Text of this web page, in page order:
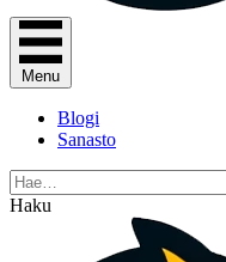
Menu
Blogi
Sanasto
Haku